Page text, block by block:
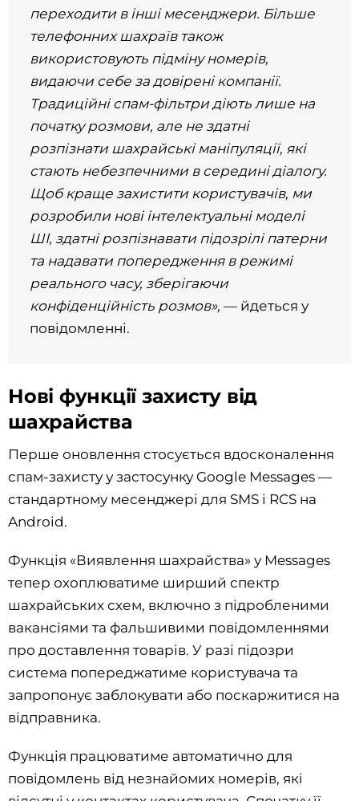
переходити в інші месенджери. Більше
телефонних шахраїв також
використовують підміну номерів,
видаючи себе за довірені компанії.
Традиційні спам-фільтри діють лише на
початку розмови, але не здатні
розпізнати шахрайські маніпуляції, які
стають небезпечними в середині діалогу.
Щоб краще захистити користувачів, ми
розробили нові інтелектуальні моделі
ШІ, здатні розпізнавати підозрілі патерни
та надавати попередження в режимі
реального часу, зберігаючи
конфіденційність розмов»,— йдеться у
повідомленні.
Нові функції захисту від
шахрайства
Перше оновлення стосується вдосконалення
спам-захисту у застосунку Google Messages —
стандартному месенджері для SMS і RCS на
Android.
Функція «Виявлення шахрайства» у Messages
тепер охоплюватиме ширший спектр
шахрайських схем, включно з підробленими
вакансіями та фальшивими повідомленнями
про доставлення товарів. У разі підозри
система попереджатиме користувача та
запропонує заблокувати або поскаржитися на
відправника.
Функція працюватиме автоматично для
повідомлень від незнайомих номерів, які